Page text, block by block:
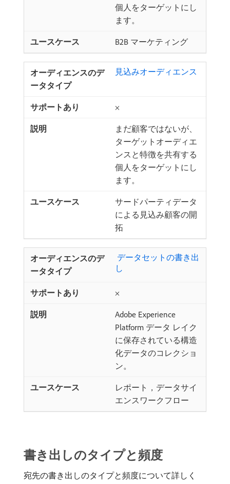
個人をターゲットにし
ます。
B2B マーケティング
見込みオーディエンス ​
×
まだ顧客ではないが、
ターゲットオーディエ
ンスと特徴を共有する
個人をターゲットにし
ます。
サードパーティデータ
による見込み顧客の開
拓
​ データセットの書き出
し
×
Adobe Experience
Platform データ レイク
に保存されている構造
化データのコレクショ
ン。
レポート，データサイ
エンスワークフロー
書き出しのタイプと頻度
宛先の書き出しのタイプと頻度について詳しく